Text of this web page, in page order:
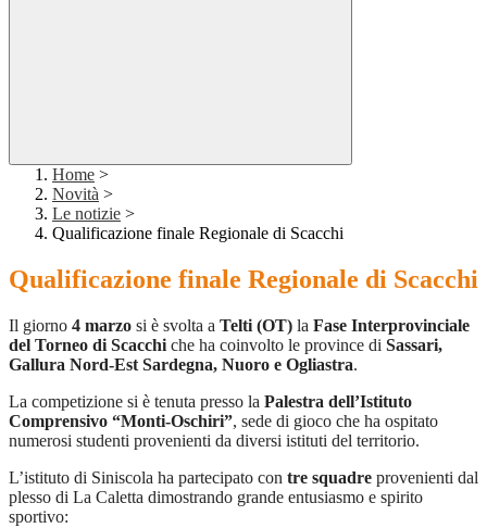
Home >
Novità >
Le notizie >
Qualificazione finale Regionale di Scacchi
Qualificazione finale Regionale di Scacchi
Il giorno 4 marzo si è svolta a Telti (OT) la Fase Interprovinciale
del Torneo di Scacchi che ha coinvolto le province di Sassari,
Gallura Nord-Est Sardegna, Nuoro e Ogliastra.
La competizione si è tenuta presso la Palestra dell’Istituto
Comprensivo “Monti-Oschiri”, sede di gioco che ha ospitato
numerosi studenti provenienti da diversi istituti del territorio.
L’istituto di Siniscola ha partecipato con tre squadre provenienti dal
plesso di La Caletta dimostrando grande entusiasmo e spirito
sportivo: